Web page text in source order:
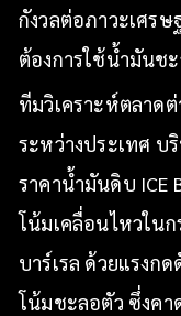
กังวลต่อภาวะเศร
ต้องการใช้น้ำมันช
ทีมวิเคราะห์ตลาด
ระหว่างประเทศ บ
ราคาน้ำมันดิบ ICE
โน้มเคลื่อนไหวใน
บาร์เรล ด้วยแรงก
โน้มชะลอตัว ซึ่งคา